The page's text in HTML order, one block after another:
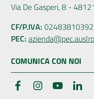
Via De Gasperi, 8 -
CF/P.IVA: 02483810392
PEC:
COMUNICA CON NOI
FacebookInstagramYouTube